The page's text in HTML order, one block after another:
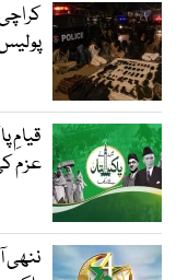
پولیس مقابلے،
قیامِ
عزم
ننھی